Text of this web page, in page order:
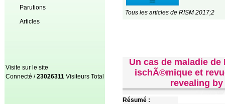
Parutions
Articles
Visite sur le site
Connecté /23026311 Visiteurs Total
Tous les articles de RISM 2017;2
Un cas de maladie
ischÃ©mique et
revealing
Résumé :